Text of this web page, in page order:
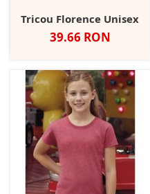
Tricou Florence Unisex
Pret
39.66 RON